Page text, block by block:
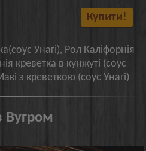
Купити!
Унагі), Рол Каліфорнія
креветка в кунжуті (соус
з креветкою (соус Унагі)
Вугром